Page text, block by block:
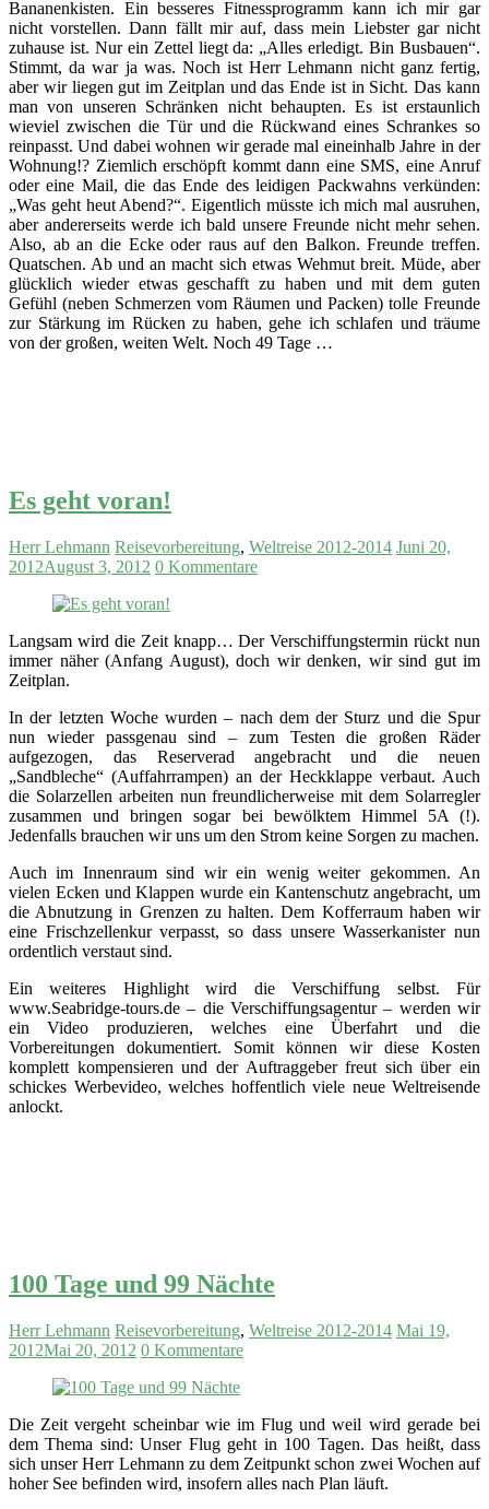
Bananenkisten. Ein besseres Fitnessprogramm kann ich mir gar
nicht vorstellen. Dann fällt mir auf, dass mein Liebster gar nicht
zuhause ist. Nur ein Zettel liegt da: „Alles erledigt. Bin Busbauen“.
Stimmt, da war ja was. Noch ist Herr Lehmann nicht ganz fertig,
aber wir liegen gut im Zeitplan und das Ende ist in Sicht. Das kann
man von unseren Schränken nicht behaupten. Es ist erstaunlich
wieviel zwischen die Tür und die Rückwand eines Schrankes so
reinpasst. Und dabei wohnen wir gerade mal eineinhalb Jahre in der
Wohnung!? Ziemlich erschöpft kommt dann eine SMS, eine Anruf
oder eine Mail, die das Ende des leidigen Packwahns verkünden:
„Was geht heut Abend?“. Eigentlich müsste ich mich mal ausruhen,
aber andererseits werde ich bald unsere Freunde nicht mehr sehen.
Also, ab an die Ecke oder raus auf den Balkon. Freunde treffen.
Quatschen. Ab und an macht sich etwas Wehmut breit. Müde, aber
glücklich wieder etwas geschafft zu haben und mit dem guten
Gefühl (neben Schmerzen vom Räumen und Packen) tolle Freunde
zur Stärkung im Rücken zu haben, gehe ich schlafen und träume
von der großen, weiten Welt. Noch 49 Tage …
Es geht voran!
Herr Lehmann Reisevorbereitung, Weltreise 2012-2014 Juni 20,
2012August 3, 2012 0 Kommentare
Langsam wird die Zeit knapp… Der Verschiffungstermin rückt nun
immer näher (Anfang August), doch wir denken, wir sind gut im
Zeitplan.
In der letzten Woche wurden – nach dem der Sturz und die Spur
nun wieder passgenau sind – zum Testen die großen Räder
aufgezogen, das Reserverad angebracht und die neuen
„Sandbleche“ (Auffahrrampen) an der Heckklappe verbaut. Auch
die Solarzellen arbeiten nun freundlicherweise mit dem Solarregler
zusammen und bringen sogar bei bewölktem Himmel 5A (!).
Jedenfalls brauchen wir uns um den Strom keine Sorgen zu machen.
Auch im Innenraum sind wir ein wenig weiter gekommen. An
vielen Ecken und Klappen wurde ein Kantenschutz angebracht, um
die Abnutzung in Grenzen zu halten. Dem Kofferraum haben wir
eine Frischzellenkur verpasst, so dass unsere Wasserkanister nun
ordentlich verstaut sind.
Ein weiteres Highlight wird die Verschiffung selbst. Für
www.Seabridge-tours.de – die Verschiffungsagentur – werden wir
ein Video produzieren, welches eine Überfahrt und die
Vorbereitungen dokumentiert. Somit können wir diese Kosten
komplett kompensieren und der Auftraggeber freut sich über ein
schickes Werbevideo, welches hoffentlich viele neue Weltreisende
anlockt.
100 Tage und 99 Nächte
Herr Lehmann Reisevorbereitung, Weltreise 2012-2014 Mai 19,
2012Mai 20, 2012 0 Kommentare
Die Zeit vergeht scheinbar wie im Flug und weil wird gerade bei
dem Thema sind: Unser Flug geht in 100 Tagen. Das heißt, dass
sich unser Herr Lehmann zu dem Zeitpunkt schon zwei Wochen auf
hoher See befinden wird, insofern alles nach Plan läuft.